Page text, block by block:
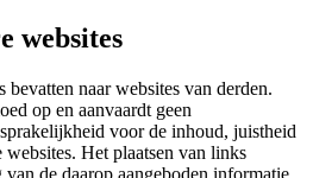
websites
naar websites van derden.
op en aanvaardt geen
voor de inhoud, juistheid
Het plaatsen van links